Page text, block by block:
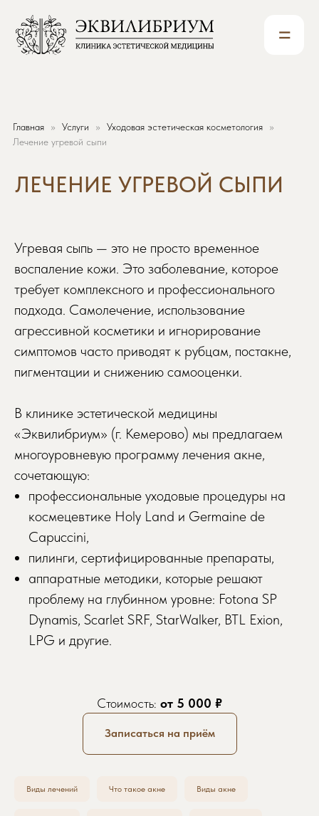
=
Главная Услуги
Уходовая эстетическая косметология
Лечение угревой сыпи
ЛЕЧЕНИЕ УГРЕВОЙ СЫПИ
Угревая сыпь — это не просто временное
воспаление кожи. Это заболевание, которое
требует комплексного и профессионального
подхода. Самолечение, использование
агрессивной косметики и игнорирование
симптомов часто приводят к рубцам, постакне,
пигментации и снижению самооценки.
В клинике эстетической медицины
«Эквилибриум» (г. Кемерово) мы предлагаем
многоуровневую программу лечения акне,
сочетающую:
профессиональные уходовые процедуры на
космецевтике Holy Land и Germaine de
Capuccini,
пилинги, сертифицированные препараты,
аппаратные методики, которые решают
проблему на глубинном уровне: Fotona SP
Dynamis, Scarlet SRF, StarWalker, BTL Exion,
LPG и другие.
Стоимость: от 5 000 ₽
Записаться на приём
Виды лечений Что такое акне Виды акне